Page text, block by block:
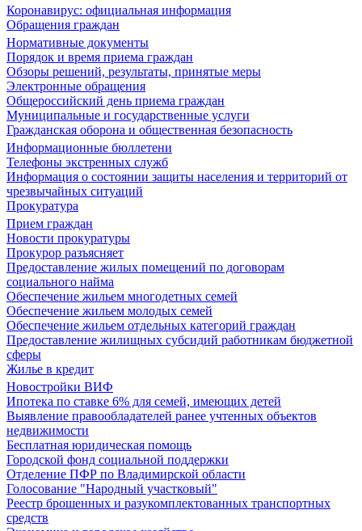
Коронавирус: официальная информация
Обращения граждан
Нормативные документы
Порядок и время приема граждан
Обзоры решений, результаты, принятые меры
Электронные обращения
Общероссийский день приема граждан
Муниципальные и государственные услуги
Гражданская оборона и общественная безопасность
Информационные бюллетени
Телефоны экстренных служб
Информация о состоянии защиты населения и территорий от
чрезвычайных ситуаций
Прокуратура
Прием граждан
Новости прокуратуры
Прокурор разъясняет
Предоставление жилых помещений по договорам
социального найма
Обеспечение жильем многодетных семей
Обеспечение жильем молодых семей
Обеспечение жильем отдельных категорий граждан
Предоставление жилищных субсидий работникам бюджетной
сферы
Жилье в кредит
Новостройки ВИФ
Ипотека по ставке 6% для семей, имеющих детей
Выявление правообладателей ранее учтенных объектов
недвижимости
Бесплатная юридическая помощь
Городской фонд социальной поддержки
Отделение ПФР по Владимирской области
Голосование "Народный участковый"
Реестр брошенных и разукомплектованных транспортных
средств